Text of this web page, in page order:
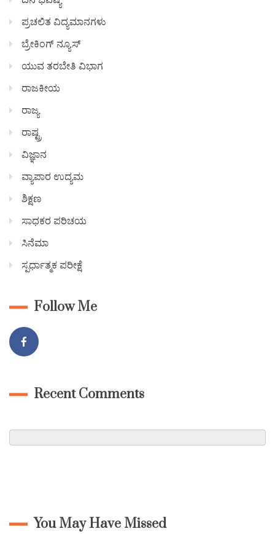
ಪ್ರಚಲಿತ ವಿದ್ಯಮಾನಗಳು
ಬ್ರೇಕಿಂಗ್ ನ್ಯೂಸ್
ಯುವ ತರಬೇತಿ ವಿಭಾಗ
ರಾಜಕೀಯ
ರಾಜ್ಯ
ರಾಷ್ಟ್ರ
ವಿಜ್ಞಾನ
ವ್ಯಾಪಾರ ಉದ್ಯಮ
ಶಿಕ್ಷಣ
ಸಾಧಕರ ಪರಿಚಯ
ಸಿನೆಮಾ
ಸ್ಪರ್ಧಾತ್ಮಕ ಪರೀಕ್ಷೆ
Follow Me
Recent Comments
You May Have Missed